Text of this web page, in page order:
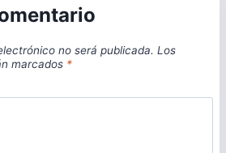
no será publicada. Los
marcados *